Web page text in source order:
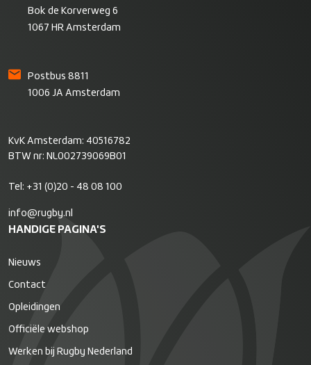
Bok de Korverweg 6
1067 HR Amsterdam
Postbus 8811
1006 JA Amsterdam
KvK Amsterdam: 40516782
BTW nr: NL002739069B01
Tel: +31 (0)20 - 48 08 100
info@rugby.nl
HANDIGE PAGINA'S
Nieuws
Contact
Opleidingen
Officiële webshop
Werken bij Rugby Nederland